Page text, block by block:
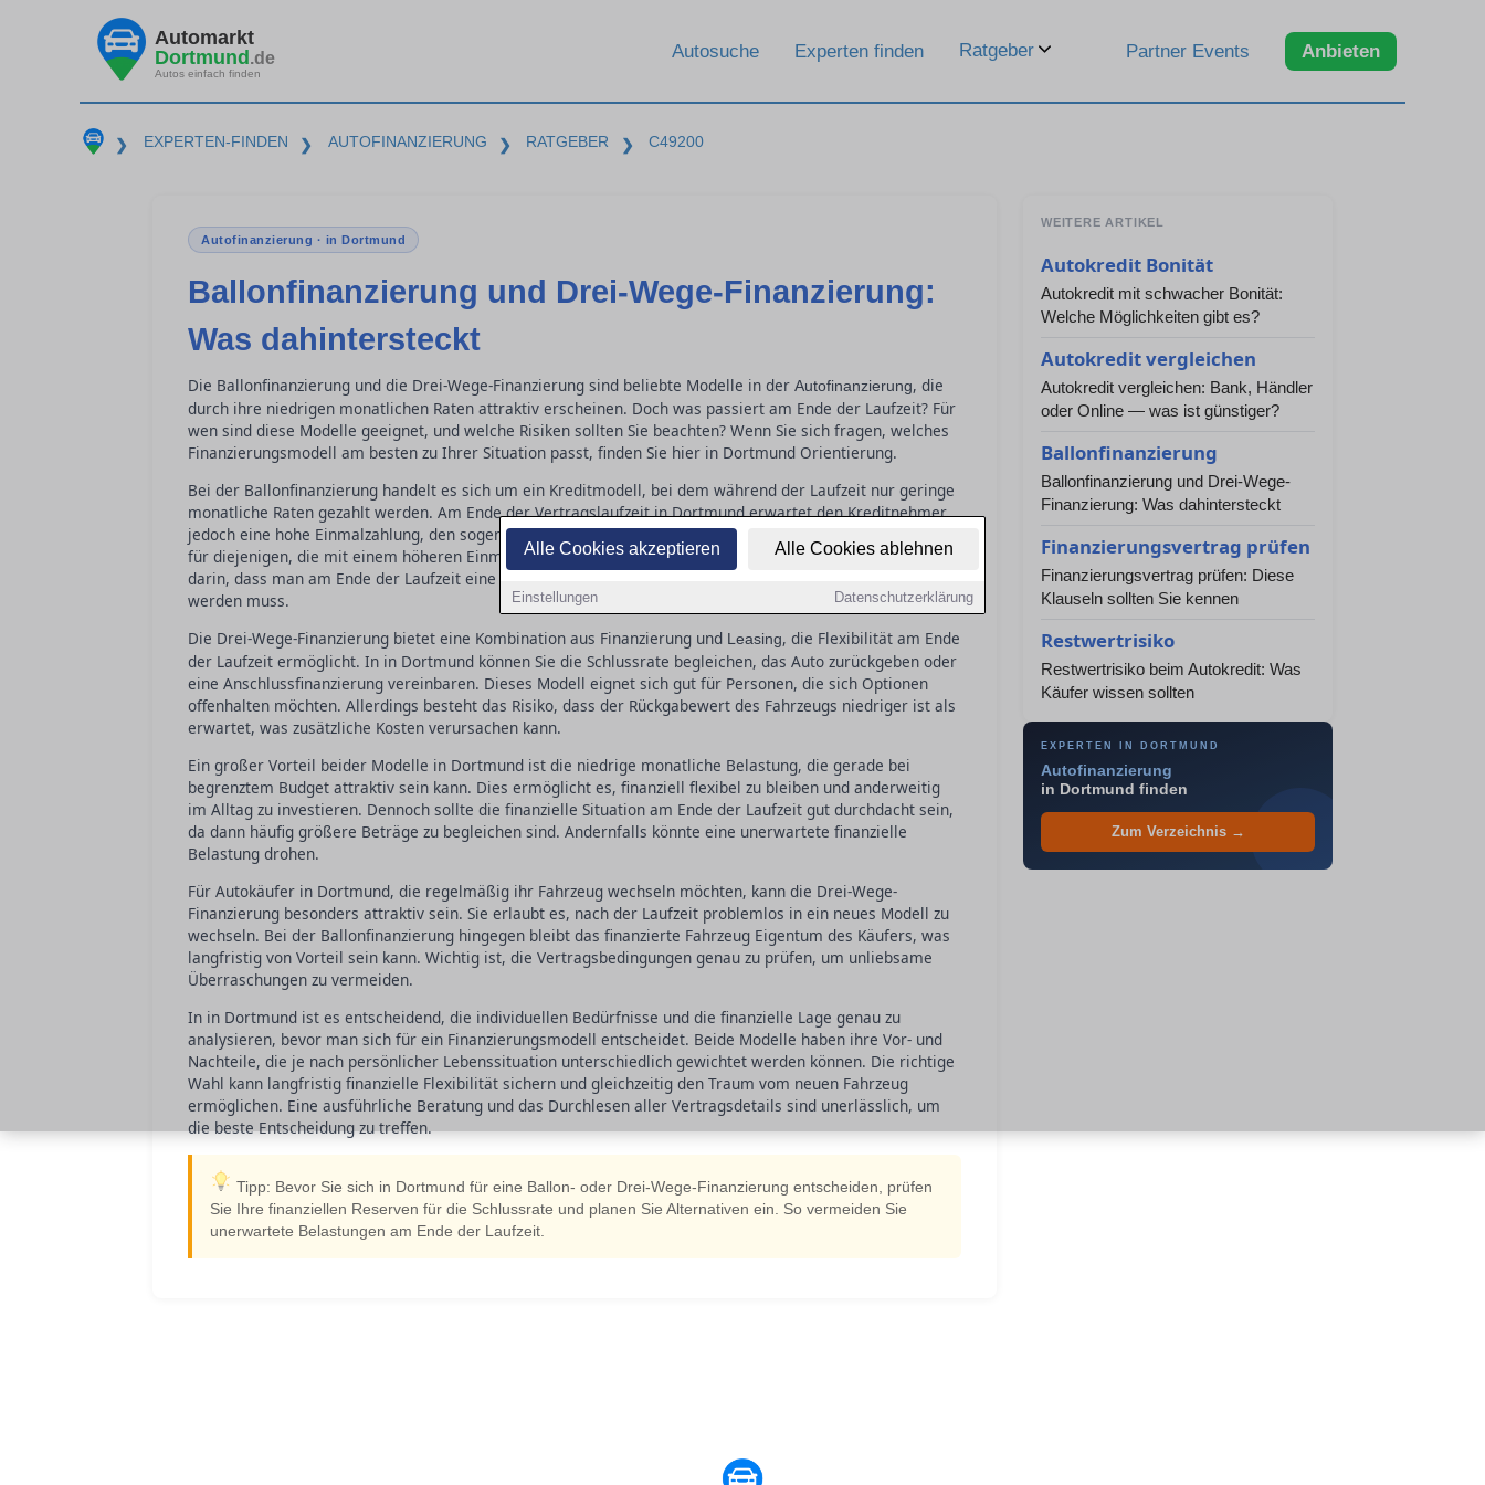
Alle Cookies akzeptieren Alle Cookies ablehnen
Einstellungen Datenschutzerklärung
Automarkt
Dortmund.de
Autos einfach finden
Autosuche Experten finden Ratgeber Partner Events Anbieten
❯ EXPERTEN-FINDEN ❯ AUTOFINANZIERUNG ❯ RATGEBER ❯ C49200
Autofinanzierung · in Dortmund
Ballonfinanzierung und Drei-Wege-Finanzierung:
Was dahintersteckt
Die Ballonfinanzierung und die Drei-Wege-Finanzierung sind beliebte Modelle in der Autofinanzierung, die
durch ihre niedrigen monatlichen Raten attraktiv erscheinen. Doch was passiert am Ende der Laufzeit? Für
wen sind diese Modelle geeignet, und welche Risiken sollten Sie beachten? Wenn Sie sich fragen, welches
Finanzierungsmodell am besten zu Ihrer Situation passt, finden Sie hier in Dortmund Orientierung.
Bei der Ballonfinanzierung handelt es sich um ein Kreditmodell, bei dem während der Laufzeit nur geringe
monatliche Raten gezahlt werden. Am Ende der Vertragslaufzeit in Dortmund erwartet den Kreditnehmer
jedoch eine hohe Einmalzahlung, den sogenannten Ballon. Diese Finanzierungsform eignet sich vor allem
für diejenigen, die mit einem höheren Einmalbetrag am Laufzeitende planen können. Das Risiko besteht
darin, dass man am Ende der Laufzeit eine große Summe aufbringen muss, die in vielen Fällen finanziert
werden muss.
Die Drei-Wege-Finanzierung bietet eine Kombination aus Finanzierung und Leasing, die Flexibilität am Ende
der Laufzeit ermöglicht. In in Dortmund können Sie die Schlussrate begleichen, das Auto zurückgeben oder
eine Anschlussfinanzierung vereinbaren. Dieses Modell eignet sich gut für Personen, die sich Optionen
offenhalten möchten. Allerdings besteht das Risiko, dass der Rückgabewert des Fahrzeugs niedriger ist als
erwartet, was zusätzliche Kosten verursachen kann.
Ein großer Vorteil beider Modelle in Dortmund ist die niedrige monatliche Belastung, die gerade bei
begrenztem Budget attraktiv sein kann. Dies ermöglicht es, finanziell flexibel zu bleiben und anderweitig
im Alltag zu investieren. Dennoch sollte die finanzielle Situation am Ende der Laufzeit gut durchdacht sein,
da dann häufig größere Beträge zu begleichen sind. Andernfalls könnte eine unerwartete finanzielle
Belastung drohen.
Für Autokäufer in Dortmund, die regelmäßig ihr Fahrzeug wechseln möchten, kann die Drei-Wege-
Finanzierung besonders attraktiv sein. Sie erlaubt es, nach der Laufzeit problemlos in ein neues Modell zu
wechseln. Bei der Ballonfinanzierung hingegen bleibt das finanzierte Fahrzeug Eigentum des Käufers, was
langfristig von Vorteil sein kann. Wichtig ist, die Vertragsbedingungen genau zu prüfen, um unliebsame
Überraschungen zu vermeiden.
In in Dortmund ist es entscheidend, die individuellen Bedürfnisse und die finanzielle Lage genau zu
analysieren, bevor man sich für ein Finanzierungsmodell entscheidet. Beide Modelle haben ihre Vor- und
Nachteile, die je nach persönlicher Lebenssituation unterschiedlich gewichtet werden können. Die richtige
Wahl kann langfristig finanzielle Flexibilität sichern und gleichzeitig den Traum vom neuen Fahrzeug
ermöglichen. Eine ausführliche Beratung und das Durchlesen aller Vertragsdetails sind unerlässlich, um
die beste Entscheidung zu treffen.
Tipp: Bevor Sie sich in Dortmund für eine Ballon- oder Drei-Wege-Finanzierung entscheiden, prüfen
Sie Ihre finanziellen Reserven für die Schlussrate und planen Sie Alternativen ein. So vermeiden Sie
unerwartete Belastungen am Ende der Laufzeit.
WEITERE ARTIKEL
Autokredit Bonität
Autokredit mit schwacher Bonität:
Welche Möglichkeiten gibt es?
Autokredit vergleichen
Autokredit vergleichen: Bank, Händler
oder Online — was ist günstiger?
Ballonfinanzierung
Ballonfinanzierung und Drei-Wege-
Finanzierung: Was dahintersteckt
Finanzierungsvertrag prüfen
Finanzierungsvertrag prüfen: Diese
Klauseln sollten Sie kennen
Restwertrisiko
Restwertrisiko beim Autokredit: Was
Käufer wissen sollten
EXPERTEN IN DORTMUND
Autofinanzierung
in Dortmund finden
Zum Verzeichnis →